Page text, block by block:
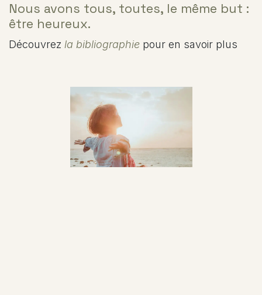
Nous avons tous, toutes, le même but :
être heureux.
Découvrez la bibliographie pour en savoir plus